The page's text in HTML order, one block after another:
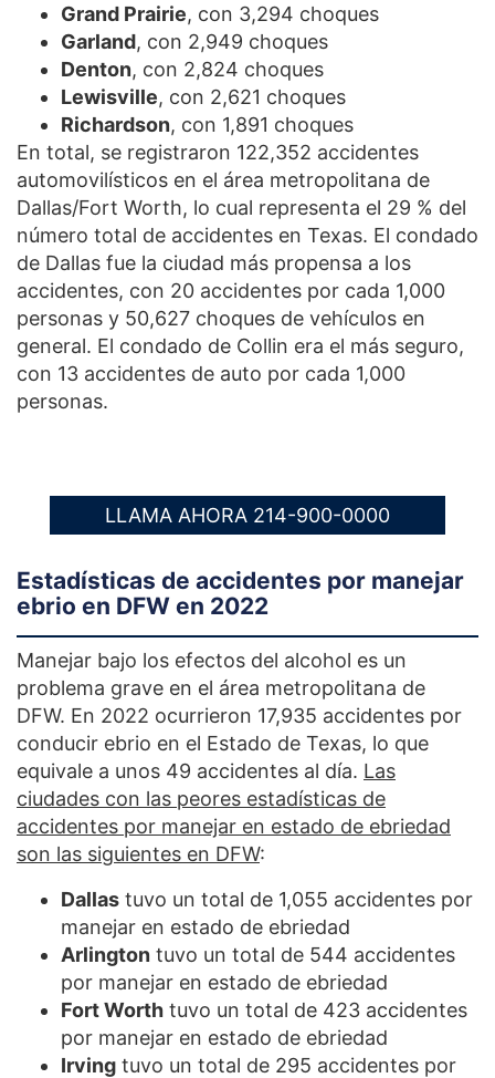
Grand Prairie, con 3,294 choques
Garland, con 2,949 choques
Denton, con 2,824 choques
Lewisville, con 2,621 choques
Richardson, con 1,891 choques
En total, se registraron 122,352 accidentes
automovilísticos en el área metropolitana de
Dallas/Fort Worth, lo cual representa el 29 % del
número total de accidentes en Texas. El condado
de Dallas fue la ciudad más propensa a los
accidentes, con 20 accidentes por cada 1,000
personas y 50,627 choques de vehículos en
general. El condado de Collin era el más seguro,
con 13 accidentes de auto por cada 1,000
personas.
LLAMA AHORA 214-900-0000
Estadísticas de accidentes por manejar
ebrio en DFW en 2022
Manejar bajo los efectos del alcohol es un
problema grave en el área metropolitana de
DFW. En 2022 ocurrieron 17,935 accidentes por
conducir ebrio en el Estado de Texas, lo que
equivale a unos 49 accidentes al día. Las
ciudades con las peores estadísticas de
accidentes por manejar en estado de ebriedad
son las siguientes en DFW:
Dallas tuvo un total de 1,055 accidentes por
manejar en estado de ebriedad
Arlington tuvo un total de 544 accidentes
por manejar en estado de ebriedad
Fort Worth tuvo un total de 423 accidentes
por manejar en estado de ebriedad
Irving tuvo un total de 295 accidentes por